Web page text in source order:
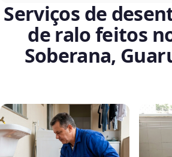
Serviços de
de ralo feitos
Soberana,